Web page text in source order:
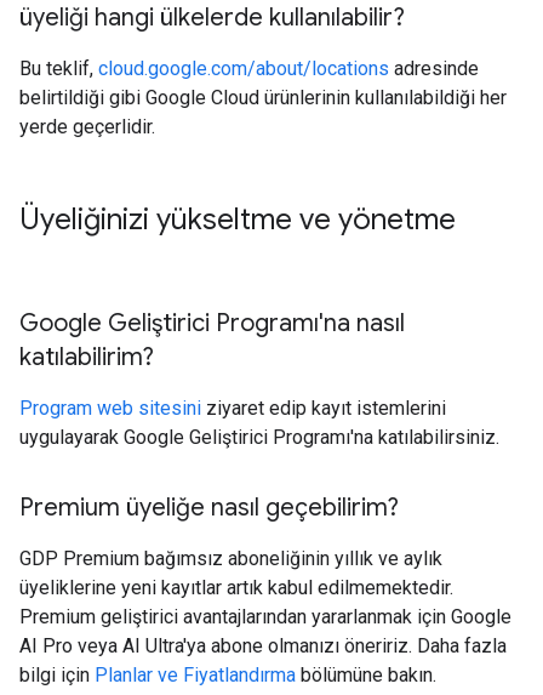
üyeliği hangi ülkelerde kullanılabilir?
Bu teklif, cloud.google.com/about/locations adresinde
belirtildiği gibi Google Cloud ürünlerinin kullanılabildiği her
yerde geçerlidir.
Üyeliğinizi yükseltme ve yönetme
Google Geliştirici Programı'na nasıl
katılabilirim?
Program web sitesini ziyaret edip kayıt istemlerini
uygulayarak Google Geliştirici Programı'na katılabilirsiniz.
Premium üyeliğe nasıl geçebilirim?
GDP Premium bağımsız aboneliğinin yıllık ve aylık
üyeliklerine yeni kayıtlar artık kabul edilmemektedir.
Premium geliştirici avantajlarından yararlanmak için Google
AI Pro veya AI Ultra'ya abone olmanızı öneririz. Daha fazla
bilgi için Planlar ve Fiyatlandırma bölümüne bakın.